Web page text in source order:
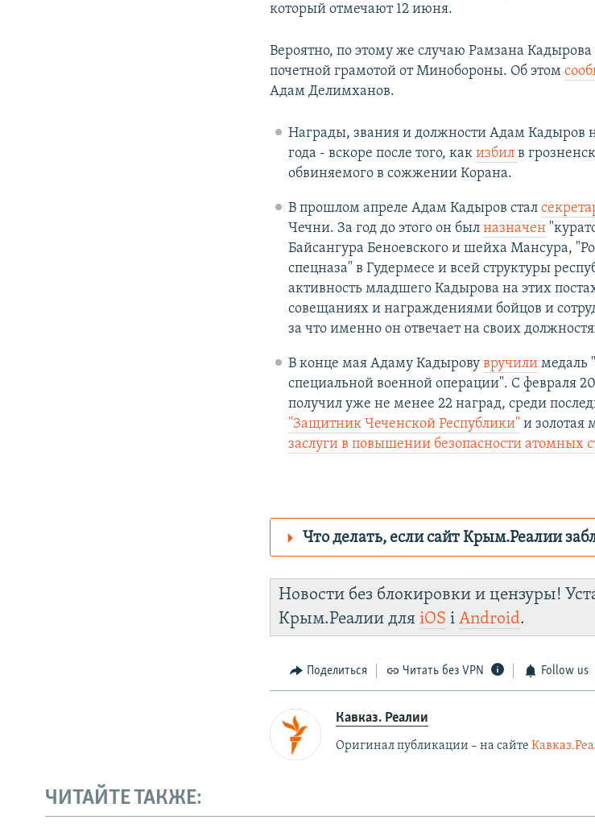
который отмечают 12 июня.
Вероятно, по этому же случаю Рамзана
почетной грамотой от Минобороны. Об этом
Адам Делимханов.
Награды, звания и должности Адам Кадыров
года - вскоре после того, как избил в
обвиняемого в сожжении Корана.
В прошлом апреле Адам Кадыров стал
Чечни. За год до этого он был назначен
Байсангура Беноевского и шейха Мансура,
спецназа" в Гудермесе и всей структуры
активность младшего Кадырова на этих
совещаниях и награждениями бойцов и
за что именно он отвечает на своих
В конце мая Адаму Кадырову вручилимедаль
специальной военной операции". С февраля
получил уже не менее 22 наград, среди
"Защитник Чеченской Республики" и золотая
заслуги в повышении безопасности атомных
Что делать, если сайт Крым.Реалии
https://d2rsmg816jzc8o.cloudfront.net/
Telegram
Instagram Viber Крым.Реалии
Новости без блокировки и цензуры!
Крым.Реалии дляiOS іAndroid.
Поделиться Читать без VPN Follow us
Кавказ. Реалии
Оригинал публикации – на сайте
ЧИТАЙТЕ ТАКЖЕ: